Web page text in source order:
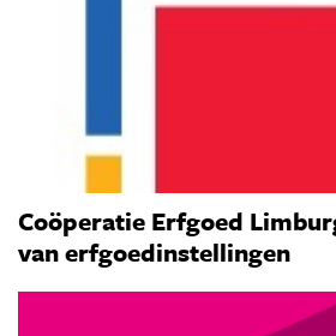
Coöperatie Erfgoed
van erfgoedinstellingen